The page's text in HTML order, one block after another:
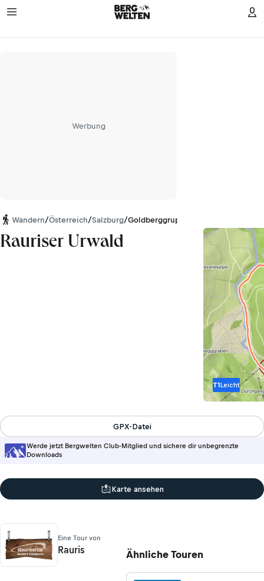
Werbung
Wandern/Österreich/Salzburg/Goldberggruppe
Rauriser Urwald
T1Leicht
Werde jetzt Bergwelten Club-Mitglied und sichere dir unbegrenzte
Downloads
GPX-Datei
Karte ansehen
Eine Tour von
Rauris Ähnliche Touren